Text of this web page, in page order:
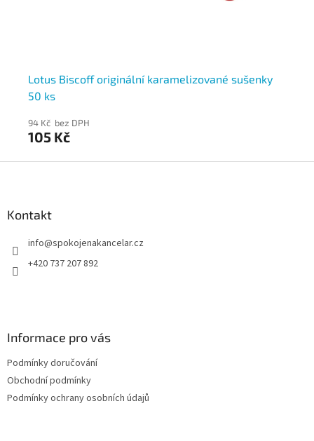
Lotus Biscoff originální karamelizované sušenky
50 ks
94 Kč bez DPH
105 Kč
Kontakt
info@spokojenakancelar.cz
+420 737 207 892
Informace pro vás
Podmínky doručování
Obchodní podmínky
Podmínky ochrany osobních údajů